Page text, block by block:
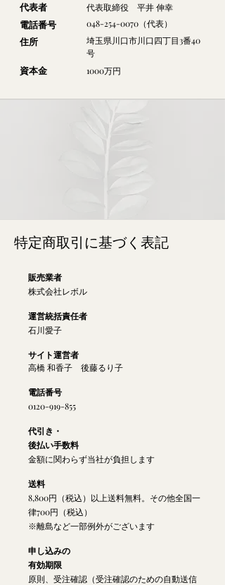
代表者 代表取締役 平井 伸幸
電話番号 048-254-0070 （代表）
​住所
埼玉県川口市川口四丁目3番40
号
資本金 1000万円
特定商取引に基づく表記
販売業者
株式会社レボル
運営統括責任者
石川愛子
サイト運営者
​高橋 和香子 後藤るり子
電話番号
0120-919-855
代引き・
後払い手数料
金額に関わらず当社が負担します
送料
8,800円（税込）以上送料無料。その他全国一
律700円（税込）
※離島など一部例外がございます
申し込みの
有効期限
原則、受注確認（受注確認のための自動送信